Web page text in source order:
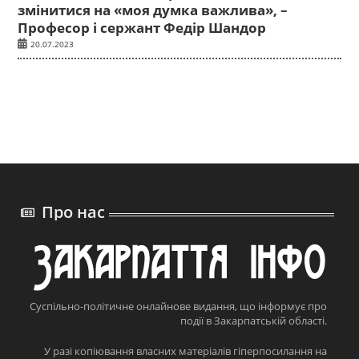
змінитися на «моя думка важлива», –
Професор і сержант Федір Шандор
20.07.2023
Про нас
Суспільно-політичне онлайнове видання, що інформує про
події в Закарпатській області.
У разі копіювання власних матеріалів гіперпосилання на